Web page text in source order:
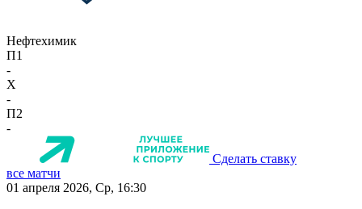
Нефтехимик
П1
-
X
-
П2
-
Сделать ставку
все матчи
01 апреля 2026, Ср, 16:30